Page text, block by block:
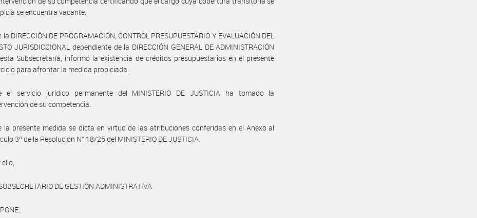
se encuentra vacante.
la DIRECCIÓN DE PROGRAMACIÓN, CONTROL PRESUPUESTARIO Y EVALUACIÓN DEL
JURISDICCIONAL dependiente de la DIRECCIÓN GENERAL DE ADMINISTRACIÓN
Subsecretaría, informó la existencia de créditos presupuestarios en el presente
para afrontar la medida propiciada.
el servicio jurídico permanente del MINISTERIO DE JUSTICIA ha tomado la
de su competencia.
la presente medida se dicta en virtud de las atribuciones conferidas en el Anexo al
3º de la Resolución N° 18/25 del MINISTERIO DE JUSTICIA.
ello,
DE GESTIÓN ADMINISTRATIVA